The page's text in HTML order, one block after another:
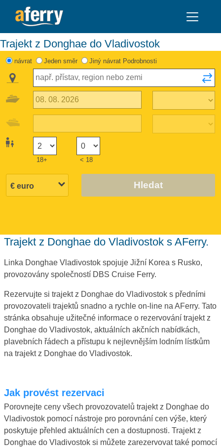
Trajekt z Donghae do Vladivostok
návrat Jeden směr Jiný návrat Podrobnosti
18+ < 18
Hledat
Trajekt z Donghae do Vladivostok s AFerry.
Linka Donghae Vladivostok spojuje Jižní Korea s Rusko,
provozovány společností DBS Cruise Ferry.
Rezervujte si trajekt z Donghae do Vladivostok s předními
provozovateli trajektů snadno a rychle on-line na AFerry. Tato
stránka obsahuje užitečné informace o rezervování trajekt z
Donghae do Vladivostok, aktuálních akčních nabídkách,
plavebních řádech a přístupu k nejlevnějším lodním lístkům
na trajekt z Donghae do Vladivostok.
Jak provést rezervaci
Porovnejte ceny všech provozovatelů trajekt z Donghae do
Vladivostok pomocí nástroje pro porovnání cen výše, který
poskytuje přehled aktuálních cen a dostupnosti. Trajekt z
Donghae do Vladivostok si můžete zarezervovat také pomocí